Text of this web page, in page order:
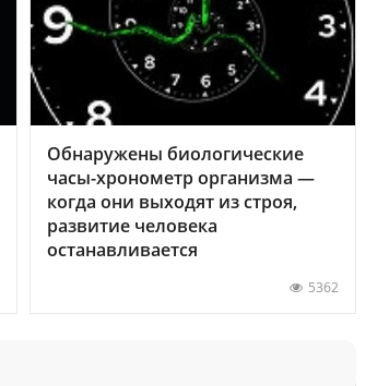
Обнаружены биологические
часы-хронометр организма —
когда они выходят из строя,
развитие человека
останавливается
5362